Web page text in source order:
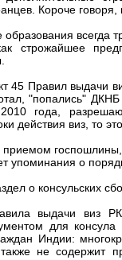
Короче говоря,
всегда
строжайшее
45 Правил выдачи
"попались"
года,
действия виз, то
упоминания о
о консульских
выдачи виз
для консула
Индии:
не содержит